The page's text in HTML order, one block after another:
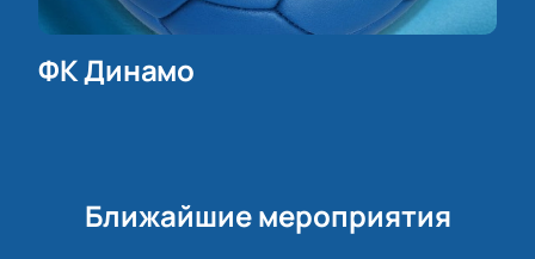
ФК Динамо
Ближайшие мероприятия